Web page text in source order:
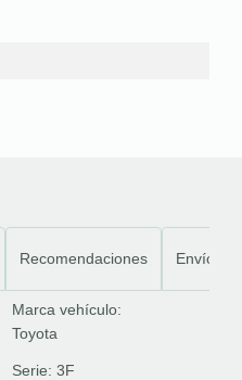
Recomendaciones Envíos
Marca vehículo:
Toyota
Serie: 3F